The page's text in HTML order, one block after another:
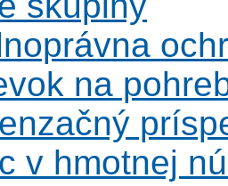
na
v hmotnej